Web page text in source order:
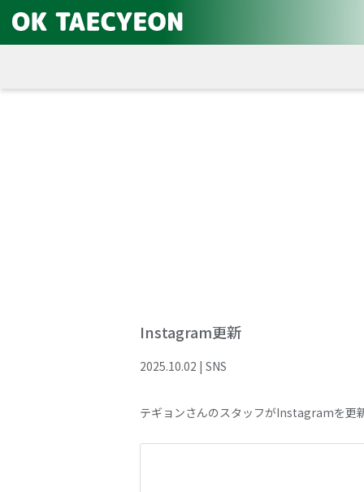
Instagram更新
2025.10.02 | SNS
テギョンさんのスタッフがInstagramを更